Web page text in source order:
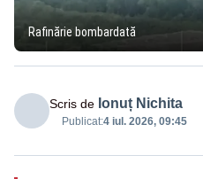
Rafinărie bombardată
Scris de Ionuț Nichita
Publicat:4 iul. 2026, 09:45